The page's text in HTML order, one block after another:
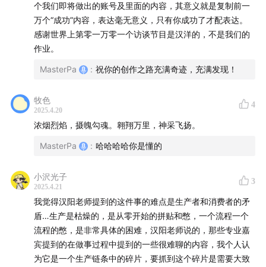
个我们即将做出的账号及里面的内容，其意义就是复制前一
万个“成功”内容，表达毫无意义，只有你成功了才配表达。
感谢世界上第零一万零一个访谈节目是汉洋的，不是我们的
作业。
MasterPa : 祝你的创作之路充满奇迹，充满发现！
牧色
2025.4.20
4
浓烟烈焰，摄魄勾魂。翱翔万里，神采飞扬。
MasterPa : 哈哈哈哈你是懂的
小沢光子
2025.4.21
3
我觉得汉阳老师提到的这件事的难点是生产者和消费者的矛
盾…生产是枯燥的，是从零开始的拼贴和憋，一个流程一个
流程的憋，是非常具体的困难，汉阳老师说的，那些专业嘉
宾提到的在做事过程中提到的一些很难聊的内容，我个人认
为它是一个生产链条中的碎片，要抓到这个碎片是需要大致